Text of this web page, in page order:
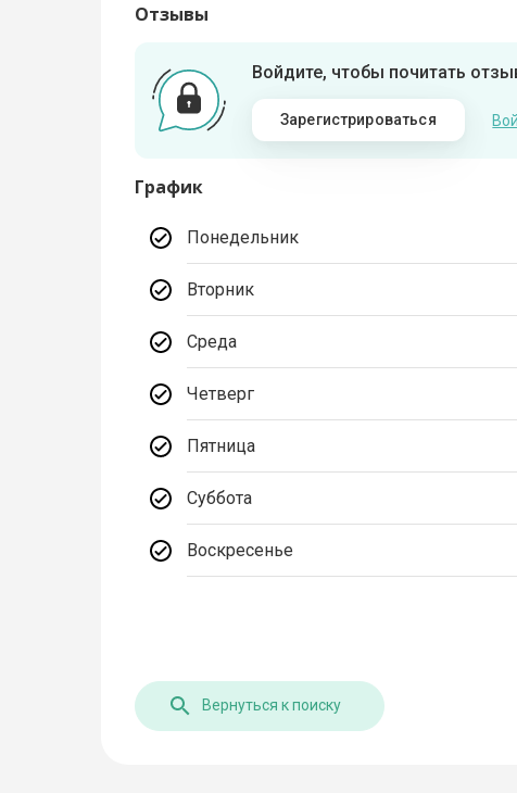
Отзывы
Войдите, чтобы почитать
Зарегистрироваться
График
Понедельник
Вторник
Среда
Четверг
Пятница
Суббота
Воскресенье
Вернуться к поиску